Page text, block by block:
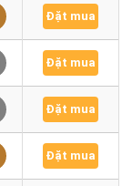
Đặt mua
Đặt mua
Đặt mua
Đặt mua